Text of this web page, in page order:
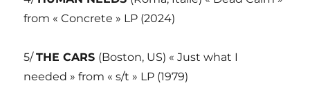
from « Concrete » LP (2024)
5/THE CARS (Boston, US) « Just what I
needed » from « s/t » LP (1979)